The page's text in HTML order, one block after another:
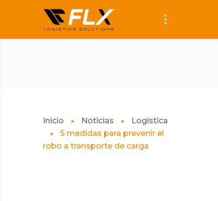
Inicio Noticias
Logistica
5 medidas para prevenir el
robo a transporte de carga